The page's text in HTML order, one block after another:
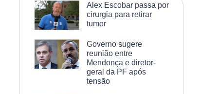
Alex Escobar passa por
cirurgia para retirar
tumor
Governo sugere
reunião entre
Mendonça e diretor-
geral da PF após
tensão